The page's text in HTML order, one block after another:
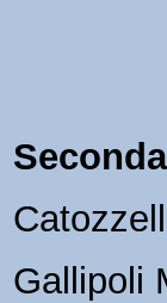
Gallipoli